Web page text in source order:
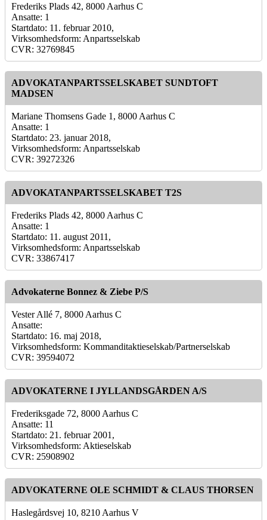
Frederiks Plads 42, 8000 Aarhus C
Ansatte: 1
Startdato: 11. februar 2010,
Virksomhedsform: Anpartsselskab
CVR: 32769845
ADVOKATANPARTSSELSKABET SUNDTOFT
MADSEN
Mariane Thomsens Gade 1, 8000 Aarhus C
Ansatte: 1
Startdato: 23. januar 2018,
Virksomhedsform: Anpartsselskab
CVR: 39272326
ADVOKATANPARTSSELSKABET T2S
Frederiks Plads 42, 8000 Aarhus C
Ansatte: 1
Startdato: 11. august 2011,
Virksomhedsform: Anpartsselskab
CVR: 33867417
Advokaterne Bonnez & Ziebe P/S
Vester Allé 7, 8000 Aarhus C
Ansatte:
Startdato: 16. maj 2018,
Virksomhedsform: Kommanditaktieselskab/Partnerselskab
CVR: 39594072
ADVOKATERNE I JYLLANDSGÅRDEN A/S
Frederiksgade 72, 8000 Aarhus C
Ansatte: 11
Startdato: 21. februar 2001,
Virksomhedsform: Aktieselskab
CVR: 25908902
ADVOKATERNE OLE SCHMIDT & CLAUS THORSEN
Haslegårdsvej 10, 8210 Aarhus V